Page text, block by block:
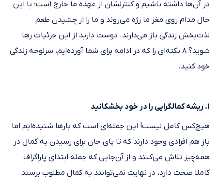
در آن‌ها داشته باشیم و کنترلشان از عهده ما خارج است؛ با این
حال مدام روی مغز ما رژه می‌روند و ما را از چشیدن طعم
لذت‌بخش زندگی باز می‌دارند. دوست دارید از این جزئیات رها
شوید؟ ۸ نکته‌ای را که در ادامه برای شما آورده‌ایم، سرلوحه زندگی
خود کنید.
۱. ریشه کمالگرایی را در خود بخشکانید
هیچ‌کس کامل نیست! این جمله‌ای است که بارها شنیده‌ایم اما
باز هم افرادی وجود دارند که تا پای جان برای رسیدن به کمال در
همه‌چیز تلاش می‌کنند و از آن‌جایی که جمله ابتدای پاراگراف
کاملا صحت دارد، در نهایت نمی‌توانند به کمال مطلوب برسند.